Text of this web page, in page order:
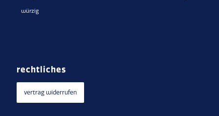
würzig
rechtliches
vertrag widerrufen